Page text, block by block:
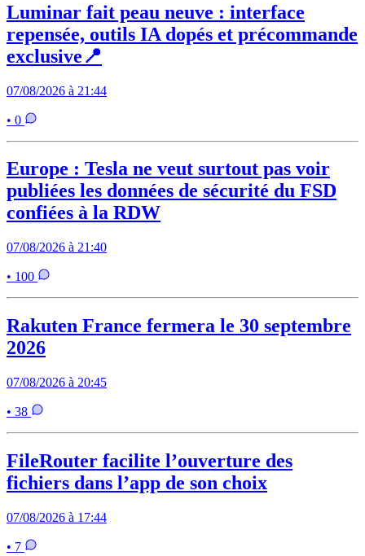
Luminar fait peau neuve : interface
repensée, outils IA dopés et précommande
exclusive📍
07/08/2026 à 21:44
• 0
Europe : Tesla ne veut surtout pas voir
publiées les données de sécurité du FSD
confiées à la RDW
07/08/2026 à 21:40
• 100
Rakuten France fermera le 30 septembre
2026
07/08/2026 à 20:45
• 38
FileRouter facilite l’ouverture des
fichiers dans l’app de son choix
07/08/2026 à 17:44
• 7